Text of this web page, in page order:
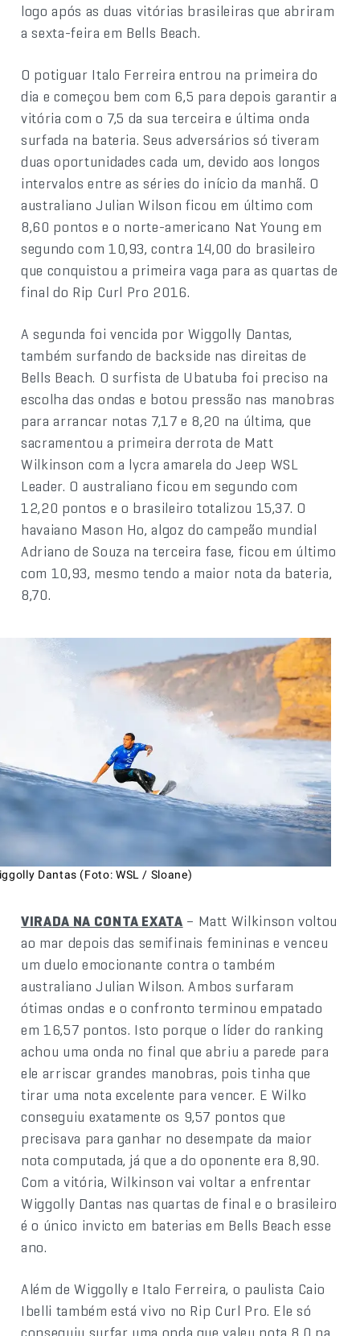
logo após as duas vitórias brasileiras que abriram
a sexta-feira em Bells Beach.
O potiguar Italo Ferreira entrou na primeira do
dia e começou bem com 6,5 para depois garantir a
vitória com o 7,5 da sua terceira e última onda
surfada na bateria. Seus adversários só tiveram
duas oportunidades cada um, devido aos longos
intervalos entre as séries do início da manhã. O
australiano Julian Wilson ficou em último com
8,60 pontos e o norte-americano Nat Young em
segundo com 10,93, contra 14,00 do brasileiro
que conquistou a primeira vaga para as quartas de
final do Rip Curl Pro 2016.
A segunda foi vencida por Wiggolly Dantas,
também surfando de backside nas direitas de
Bells Beach. O surfista de Ubatuba foi preciso na
escolha das ondas e botou pressão nas manobras
para arrancar notas 7,17 e 8,20 na última, que
sacramentou a primeira derrota de Matt
Wilkinson com a lycra amarela do Jeep WSL
Leader. O australiano ficou em segundo com
12,20 pontos e o brasileiro totalizou 15,37. O
havaiano Mason Ho, algoz do campeão mundial
Adriano de Souza na terceira fase, ficou em último
com 10,93, mesmo tendo a maior nota da bateria,
8,70.
Dantas (Foto: WSL / Sloane)
VIRADA NA CONTA EXATA – Matt Wilkinson voltou
ao mar depois das semifinais femininas e venceu
um duelo emocionante contra o também
australiano Julian Wilson. Ambos surfaram
ótimas ondas e o confronto terminou empatado
em 16,57 pontos. Isto porque o líder do ranking
achou uma onda no final que abriu a parede para
ele arriscar grandes manobras, pois tinha que
tirar uma nota excelente para vencer. E Wilko
conseguiu exatamente os 9,57 pontos que
precisava para ganhar no desempate da maior
nota computada, já que a do oponente era 8,90.
Com a vitória, Wilkinson vai voltar a enfrentar
Wiggolly Dantas nas quartas de final e o brasileiro
é o único invicto em baterias em Bells Beach esse
ano.
Além de Wiggolly e Italo Ferreira, o paulista Caio
Ibelli também está vivo no Rip Curl Pro. Ele só
conseguiu surfar uma onda que valeu nota 8,0 na